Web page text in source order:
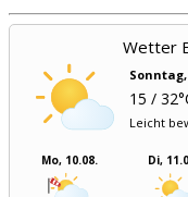
Wetter
Sonntag,
15 /
Leicht
Mo, 10.08. Di,